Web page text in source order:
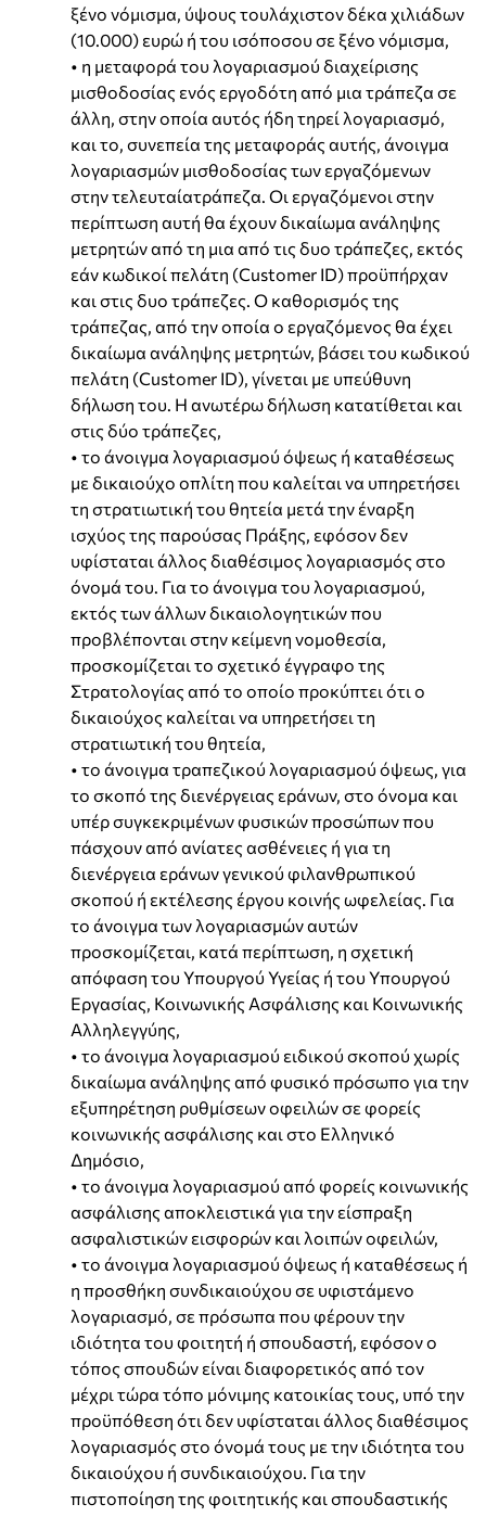
ξένο νόμισμα, ύψους τουλάχιστον δέκα χιλιάδων
(10.000) ευρώ ή του ισόποσου σε ξένο νόμισμα,
• η μεταφορά του λογαριασμού διαχείρισης
μισθοδοσίας ενός εργοδότη από μια τράπεζα σε
άλλη, στην οποία αυτός ήδη τηρεί λογαριασμό,
και το, συνεπεία της μεταφοράς αυτής, άνοιγμα
λογαριασμών μισθοδοσίας των εργαζόμενων
στην τελευταίατράπεζα. Οι εργαζόμενοι στην
περίπτωση αυτή θα έχουν δικαίωμα ανάληψης
μετρητών από τη μια από τις δυο τράπεζες, εκτός
εάν κωδικοί πελάτη (Customer ID) προϋπήρχαν
και στις δυο τράπεζες. Ο καθορισμός της
τράπεζας, από την οποία ο εργαζόμενος θα έχει
δικαίωμα ανάληψης μετρητών, βάσει του κωδικού
πελάτη (Customer ID), γίνεται με υπεύθυνη
δήλωση του. Η ανωτέρω δήλωση κατατίθεται και
στις δύο τράπεζες,
• το άνοιγμα λογαριασμού όψεως ή καταθέσεως
με δικαιούχο οπλίτη που καλείται να υπηρετήσει
τη στρατιωτική του θητεία μετά την έναρξη
ισχύος της παρούσας Πράξης, εφόσον δεν
υφίσταται άλλος διαθέσιμος λογαριασμός στο
όνομά του. Για το άνοιγμα του λογαριασμού,
εκτός των άλλων δικαιολογητικών που
προβλέπονται στην κείμενη νομοθεσία,
προσκομίζεται το σχετικό έγγραφο της
Στρατολογίας από το οποίο προκύπτει ότι ο
δικαιούχος καλείται να υπηρετήσει τη
στρατιωτική του θητεία,
• το άνοιγμα τραπεζικού λογαριασμού όψεως, για
το σκοπό της διενέργειας εράνων, στο όνομα και
υπέρ συγκεκριμένων φυσικών προσώπων που
πάσχουν από ανίατες ασθένειες ή για τη
διενέργεια εράνων γενικού φιλανθρωπικού
σκοπού ή εκτέλεσης έργου κοινής ωφελείας. Για
το άνοιγμα των λογαριασμών αυτών
προσκομίζεται, κατά περίπτωση, η σχετική
απόφαση του Υπουργού Υγείας ή του Υπουργού
Εργασίας, Κοινωνικής Ασφάλισης και Κοινωνικής
Αλληλεγγύης,
• το άνοιγμα λογαριασμού ειδικού σκοπού χωρίς
δικαίωμα ανάληψης από φυσικό πρόσωπο για την
εξυπηρέτηση ρυθμίσεων οφειλών σε φορείς
κοινωνικής ασφάλισης και στο Ελληνικό
Δημόσιο,
• το άνοιγμα λογαριασμού από φορείς κοινωνικής
ασφάλισης αποκλειστικά για την είσπραξη
ασφαλιστικών εισφορών και λοιπών οφειλών,
• το άνοιγμα λογαριασμού όψεως ή καταθέσεως ή
η προσθήκη συνδικαιούχου σε υφιστάμενο
λογαριασμό, σε πρόσωπα που φέρουν την
ιδιότητα του φοιτητή ή σπουδαστή, εφόσον ο
τόπος σπουδών είναι διαφορετικός από τον
μέχρι τώρα τόπο μόνιμης κατοικίας τους, υπό την
προϋπόθεση ότι δεν υφίσταται άλλος διαθέσιμος
λογαριασμός στο όνομά τους με την ιδιότητα του
δικαιούχου ή συνδικαιούχου. Για την
πιστοποίηση της φοιτητικής και σπουδαστικής